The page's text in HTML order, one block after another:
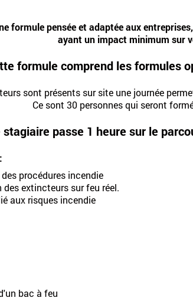
formule pensée et adaptée aux
ayant un impact minimum sur
formule comprend les formules
sont présents sur site une journée
Ce sont 30 personnes qui seront
stagiaire passe 1 heure sur le
procédures incendie
extincteurs sur feu réel.
aux risques incendie
bac à feu